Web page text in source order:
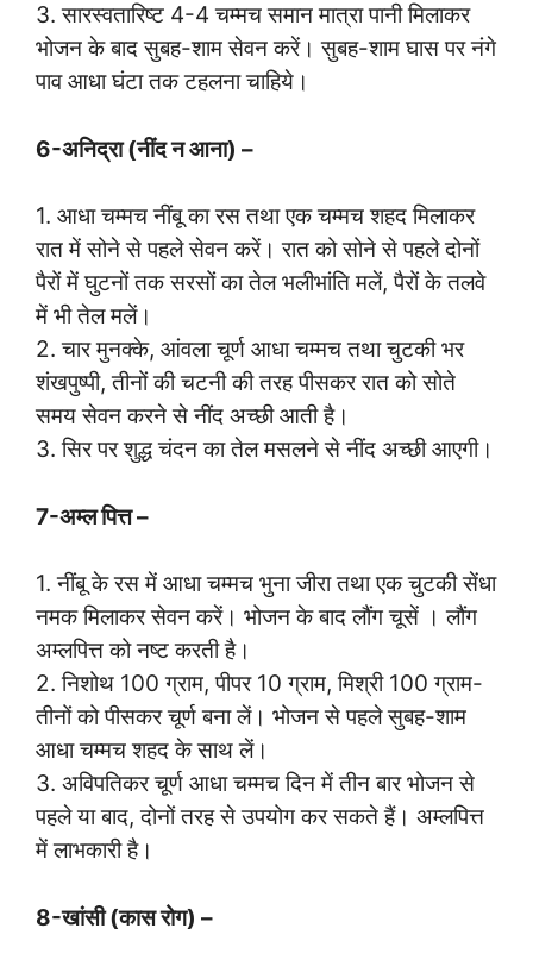
3. सारस्वतारिष्ट 4-4 चम्मच समान मात्रा पानी मिलाकर
भोजन के बाद सुबह-शाम सेवन करें। सुबह-शाम घास पर नंगे
पाव आधा घंटा तक टहलना चाहिये।
6-अनिद्रा (नींद न आना) –
1. आधा चम्मच नींबू का रस तथा एक चम्मच शहद मिलाकर
रात में सोने से पहले सेवन करें। रात को सोने से पहले दोनों
पैरों में घुटनों तक सरसों का तेल भलीभांति मलें, पैरों के तलवे
में भी तेल मलें।
2. चार मुनक्के, आंवला चूर्ण आधा चम्मच तथा चुटकी भर
शंखपुष्पी, तीनों की चटनी की तरह पीसकर रात को सोते
समय सेवन करने से नींद अच्छी आती है।
3. सिर पर शुद्ध चंदन का तेल मसलने से नींद अच्छी आएगी।
7-अम्ल पित्त –
1. नींबू के रस में आधा चम्मच भुना जीरा तथा एक चुटकी सेंधा
नमक मिलाकर सेवन करें। भोजन के बाद लौंग चूसें । लौंग
अम्लपित्त को नष्ट करती है।
2. निशोथ 100 ग्राम, पीपर 10 ग्राम, मिश्री 100 ग्राम-
तीनों को पीसकर चूर्ण बना लें। भोजन से पहले सुबह-शाम
आधा चम्मच शहद के साथ लें।
3. अविपतिकर चूर्ण आधा चम्मच दिन में तीन बार भोजन से
पहले या बाद, दोनों तरह से उपयोग कर सकते हैं। अम्लपित्त
में लाभकारी है।
8-खांसी (कास रोग) –